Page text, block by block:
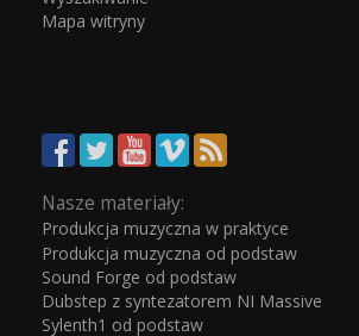
Mapa witryny
Nasze materiały:
Produkcja muzyczna w praktyce
Produkcja muzyczna od podstaw
Sound Forge od podstaw
Dubstep z syntezatorem NI Massive
Sylenth1 od podstaw